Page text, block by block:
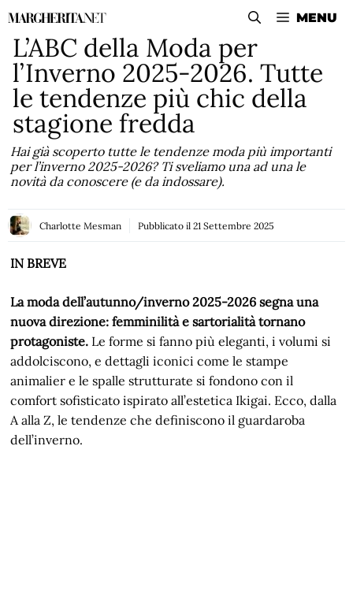
Vai
contenuto
MENU
L’ABC della Moda per
l’Inverno 2025-2026. Tutte
le tendenze più chic della
stagione fredda
Hai già scoperto tutte le tendenze moda più importanti
per l’inverno 2025-2026? Ti sveliamo una ad una le
novità da conoscere (e da indossare).
Charlotte Mesman Pubblicato il 21 Settembre 2025
IN BREVE
La moda dell’autunno/inverno 2025-2026 segna una
nuova direzione: femminilità e sartorialità tornano
protagoniste. Le forme si fanno più eleganti, i volumi si
addolciscono, e dettagli iconici come le stampe
animalier e le spalle strutturate si fondono con il
comfort sofisticato ispirato all’estetica Ikigai. Ecco, dalla
A alla Z, le tendenze che definiscono il guardaroba
dell’inverno.